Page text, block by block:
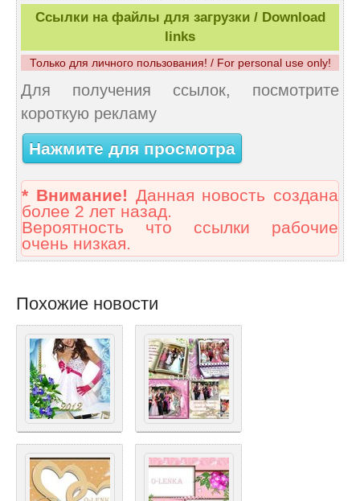
Ссылки на файлы для загрузки / Download
links
Только для личного пользования! / For personal use only!
Для получения ссылок, посмотрите
короткую рекламу
Нажмите для просмотра
* Внимание! Данная новость создана
более 2 лет назад.
Вероятность что ссылки рабочие
очень низкая.
Похожие новости